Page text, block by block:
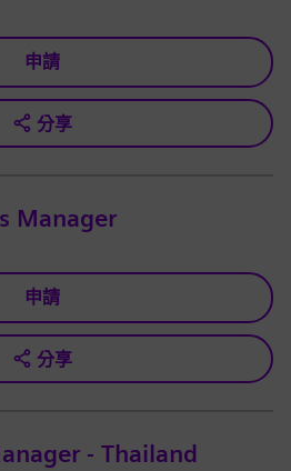
申請
分享
Manager
申請
分享
- Thailand